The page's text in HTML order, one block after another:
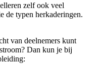
zelf ook veel
de typen herkaderingen.
van deelnemers kunt
Dan kun je bij